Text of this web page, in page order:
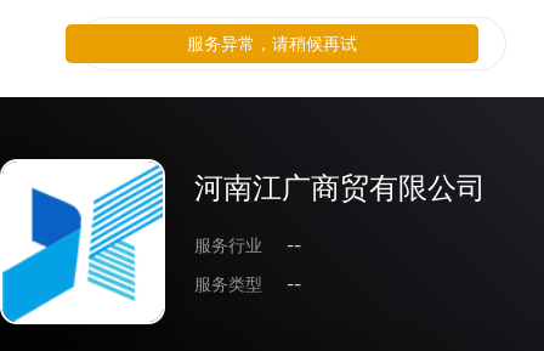
河南江广商贸有限公司
服务行业
--
服务类型
--
服务异常，请稍候再试